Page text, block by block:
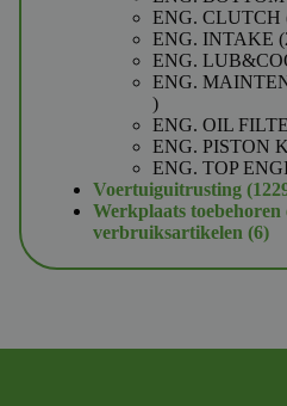
ENG. CLUTCH
ENG. INTAKE
ENG.
ENG.
24
producten
ENG. OIL
ENG. PISTON
ENG. TOP
Voertuiguitrusting
Werkplaats toebehoren
verbruiksartikelen 66